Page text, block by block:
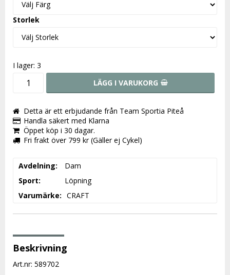
Storlek
I lager: 3
LÄGG I VARUKORG
Detta är ett erbjudande från Team Sportia Piteå
Handla säkert med Klarna
Öppet köp i 30 dagar.
Fri frakt över 799 kr (Gäller ej Cykel)
Avdelning
Dam
Sport
Löpning
Varumärke
CRAFT
Beskrivning
Art.nr: 589702